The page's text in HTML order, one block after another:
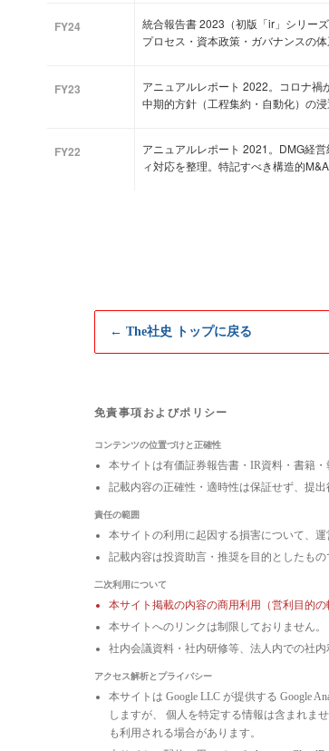
FY24
統合報告書 2023（初版「ir」シリー
プロセス・資本政策・ガバナンスの
FY23
アニュアルレポート 2022。コロナ禍
中期的方針（工程集約・自動化）の浸
FY22
アニュアルレポート 2021。DMG経
ィ対応を整理。特記すべき構造的M&A
← The社史 トップに戻る
免責事項およびポリシー
コンテンツの位置づけと正確性
本サイトは有価証券報告書・IR資料・書籍
記載内容の正確性・適時性は保証せず、提
責任の範囲
本サイトの利用に起因する損害について、運
記載内容は投資助言・推奨を目的としたも
二次利用について
本サイト掲載の内容の商用利用（営利目的
本サイトへのリンクは制限しておりません。
社内会議資料・社内研修等、法人内での社
アクセス解析とプライバシー
本サイトは Google LLC が提供する Google
しますが、 個人を特定する情報は含まれま
も利用される場合があります。